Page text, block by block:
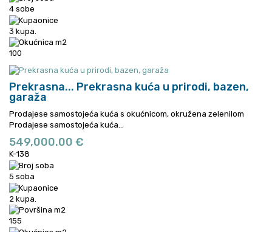
4 sobe
3 kupa.
100
Prekrasna... Prekrasna kuća u prirodi, bazen,
garaža
Prodajese samostojeća kuća s okućnicom, okružena zelenilom
Prodajese samostojeća kuća...
549,000.00 €
K-138
5 soba
2 kupa.
155